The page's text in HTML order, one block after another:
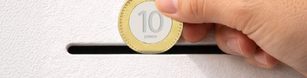
Enun reportaje publicado en la revista Procesoy en una
columna del periódico La Jornada, Haro señaló al autor
intelectual del crimen; además en múltiples foros habló
del caso y nunca dejo de señalar al responsable.